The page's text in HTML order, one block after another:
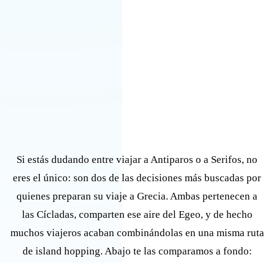
Si estás dudando entre viajar a Antiparos o a Serifos, no
eres el único: son dos de las decisiones más buscadas por
quienes preparan su viaje a Grecia. Ambas pertenecen a
las Cícladas, comparten ese aire del Egeo, y de hecho
muchos viajeros acaban combinándolas en una misma ruta
de island hopping. Abajo te las comparamos a fondo: